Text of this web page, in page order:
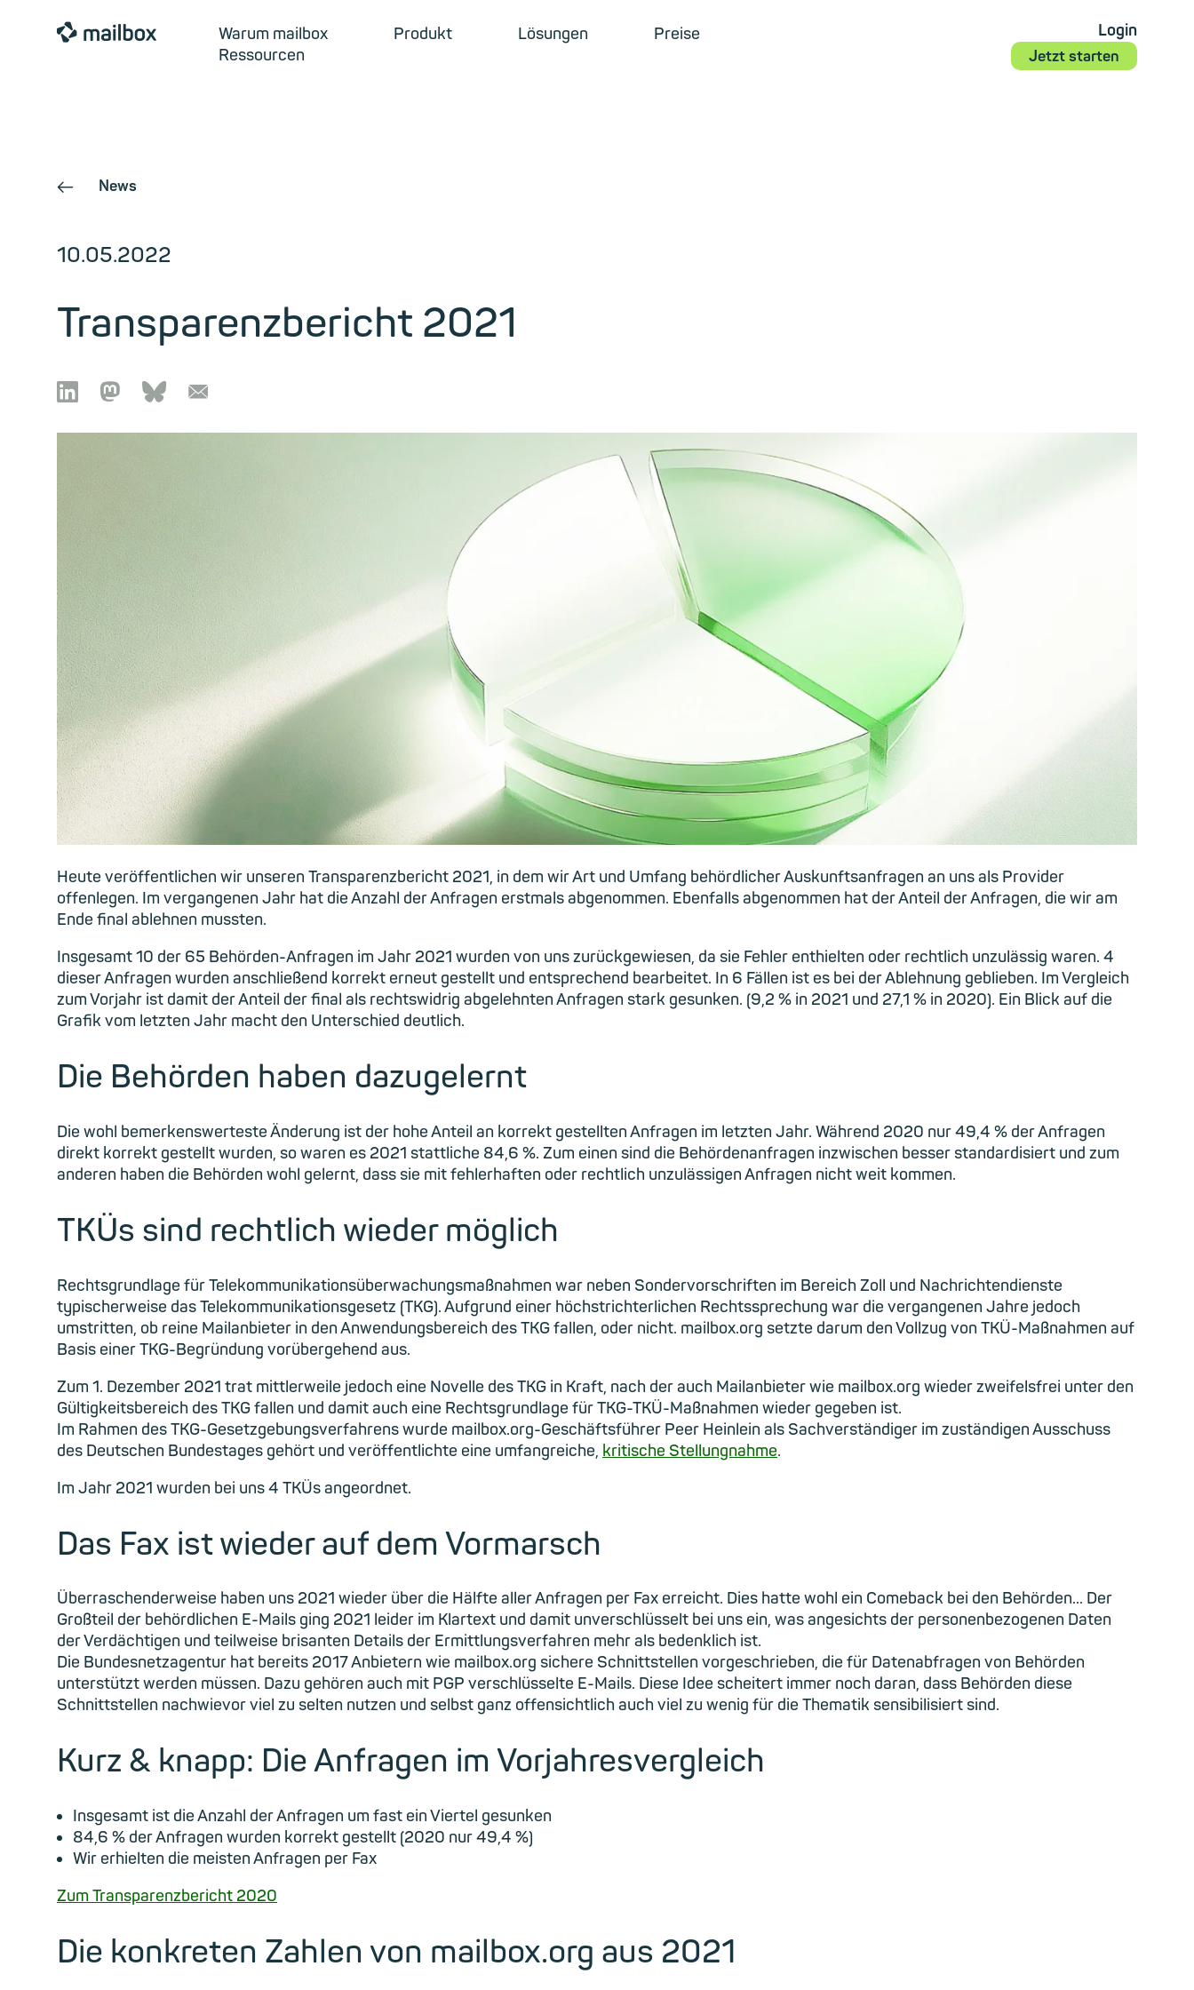
mailbox Warum mailbox Produkt Lösungen
Preise
Ressourcen
Login
Jetzt starten
← News
10.05.2022
Transparenzbericht 2021
 🦣︎ 🦋︎ 📧︎
Heute veröffentlichen wir unseren Transparenzbericht 2021, in dem wir Art und Umfang behördlicher Auskunftsanfragen an uns als Provider
offenlegen. Im vergangenen Jahr hat die Anzahl der Anfragen erstmals abgenommen. Ebenfalls abgenommen hat der Anteil der Anfragen, die wir am
Ende final ablehnen mussten.
Insgesamt 10 der 65 Behörden-Anfragen im Jahr 2021 wurden von uns zurückgewiesen, da sie Fehler enthielten oder rechtlich unzulässig waren. 4
dieser Anfragen wurden anschließend korrekt erneut gestellt und entsprechend bearbeitet. In 6 Fällen ist es bei der Ablehnung geblieben. Im Vergleich
zum Vorjahr ist damit der Anteil der final als rechtswidrig abgelehnten Anfragen stark gesunken. (9,2 % in 2021 und 27,1 % in 2020). Ein Blick auf die
Grafik vom letzten Jahr macht den Unterschied deutlich.
Die Behörden haben dazugelernt
Die wohl bemerkenswerteste Änderung ist der hohe Anteil an korrekt gestellten Anfragen im letzten Jahr. Während 2020 nur 49,4 % der Anfragen
direkt korrekt gestellt wurden, so waren es 2021 stattliche 84,6 %. Zum einen sind die Behördenanfragen inzwischen besser standardisiert und zum
anderen haben die Behörden wohl gelernt, dass sie mit fehlerhaften oder rechtlich unzulässigen Anfragen nicht weit kommen.
TKÜs sind rechtlich wieder möglich
Rechtsgrundlage für Telekommunikationsüberwachungsmaßnahmen war neben Sondervorschriften im Bereich Zoll und Nachrichtendienste
typischerweise das Telekommunikationsgesetz (TKG). Aufgrund einer höchstrichterlichen Rechtssprechung war die vergangenen Jahre jedoch
umstritten, ob reine Mailanbieter in den Anwendungsbereich des TKG fallen, oder nicht. mailbox.org setzte darum den Vollzug von TKÜ-Maßnahmen auf
Basis einer TKG-Begründung vorübergehend aus.
Zum 1. Dezember 2021 trat mittlerweile jedoch eine Novelle des TKG in Kraft, nach der auch Mailanbieter wie mailbox.org wieder zweifelsfrei unter den
Gültigkeitsbereich des TKG fallen und damit auch eine Rechtsgrundlage für TKG-TKÜ-Maßnahmen wieder gegeben ist.
Im Rahmen des TKG-Gesetzgebungsverfahrens wurde mailbox.org-Geschäftsführer Peer Heinlein als Sachverständiger im zuständigen Ausschuss
des Deutschen Bundestages gehört und veröffentlichte eine umfangreiche, kritische Stellungnahme.
Im Jahr 2021 wurden bei uns 4 TKÜs angeordnet.
Das Fax ist wieder auf dem Vormarsch
Überraschenderweise haben uns 2021 wieder über die Hälfte aller Anfragen per Fax erreicht. Dies hatte wohl ein Comeback bei den Behörden... Der
Großteil der behördlichen E-Mails ging 2021 leider im Klartext und damit unverschlüsselt bei uns ein, was angesichts der personenbezogenen Daten
der Verdächtigen und teilweise brisanten Details der Ermittlungsverfahren mehr als bedenklich ist.
Die Bundesnetzagentur hat bereits 2017 Anbietern wie mailbox.org sichere Schnittstellen vorgeschrieben, die für Datenabfragen von Behörden
unterstützt werden müssen. Dazu gehören auch mit PGP verschlüsselte E-Mails. Diese Idee scheitert immer noch daran, dass Behörden diese
Schnittstellen nachwievor viel zu selten nutzen und selbst ganz offensichtlich auch viel zu wenig für die Thematik sensibilisiert sind.
Kurz & knapp: Die Anfragen im Vorjahresvergleich
Insgesamt ist die Anzahl der Anfragen um fast ein Viertel gesunken
84,6 % der Anfragen wurden korrekt gestellt (2020 nur 49,4 %)
Wir erhielten die meisten Anfragen per Fax
Zum Transparenzbericht 2020
Die konkreten Zahlen von mailbox.org aus 2021